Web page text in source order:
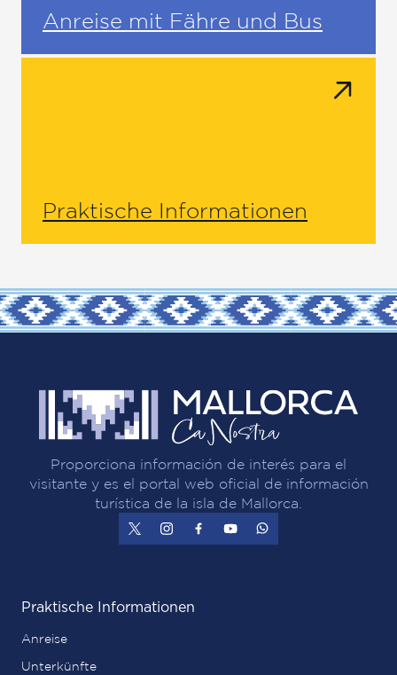
Anreise mit Fähre und Bus
Praktische Informationen
Proporciona información de interés para el
visitante y es el portal web oficial de información
turística de la isla de Mallorca.
Praktische Informationen
Anreise
Unterkünfte